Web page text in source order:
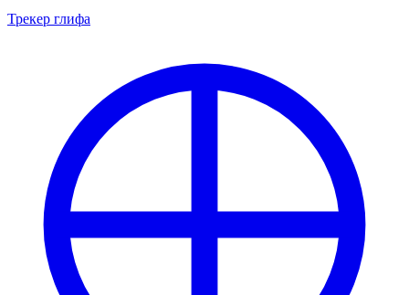
Трекер глифа